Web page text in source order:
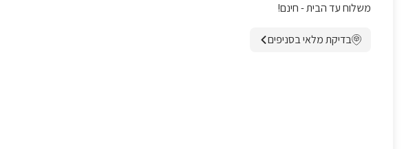
משלוח עד הבית - חינם!
בדיקת מלאי בסניפים